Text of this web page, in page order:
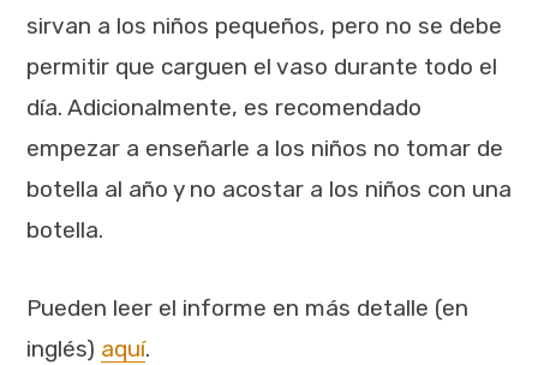
sirvan a los niños pequeños, pero no se debe
permitir que carguen el vaso durante todo el
día. Adicionalmente, es recomendado
empezar a enseñarle a los niños no tomar de
botella al año y no acostar a los niños con una
botella.
Pueden leer el informe en más detalle (en
inglés) aquí.